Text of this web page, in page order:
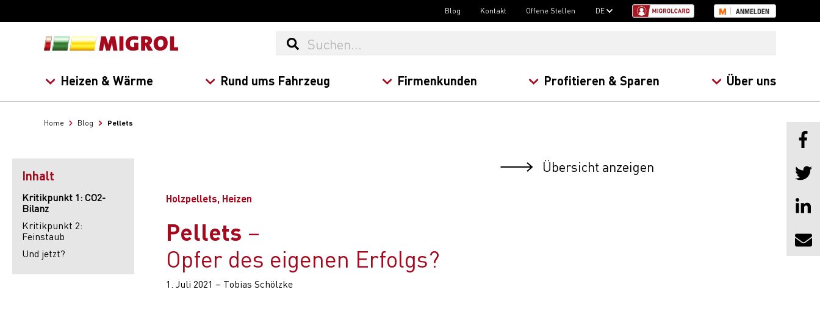
Blog Kontakt Offene Stellen DE ANMELDEN
Heizen & Wärme Rund ums Fahrzeug Firmenkunden Profitieren & Sparen Über uns
Home Blog Pellets
Inhalt
Kritikpunkt 1: CO2-
Bilanz
Kritikpunkt 2:
Feinstaub
Und jetzt?
Übersicht anzeigen
Holzpellets, Heizen
Pellets
Opfer des eigenen Erfolgs?
1. Juli 2021 – Tobias Schölzke